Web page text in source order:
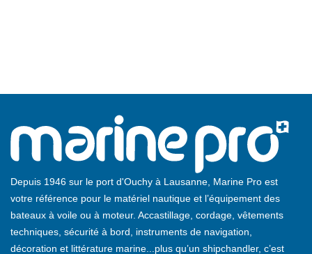
Depuis 1946 sur le port d'Ouchy à Lausanne, Marine Pro est
votre référence pour le matériel nautique et l’équipement des
bateaux à voile ou à moteur. Accastillage, cordage, vêtements
techniques, sécurité à bord, instruments de navigation,
décoration et littérature marine...plus qu’un shipchandler, c’est